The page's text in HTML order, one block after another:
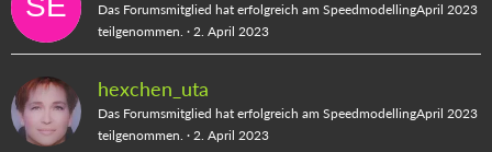
Das Forumsmitglied hat erfolgreich am SpeedmodellingApril 2023
teilgenommen.
2. April 2023
hexchen_uta
Das Forumsmitglied hat erfolgreich am SpeedmodellingApril 2023
teilgenommen.
2. April 2023